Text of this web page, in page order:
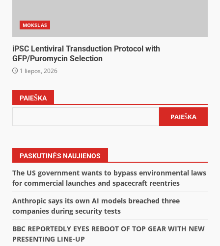
MOKSLAS
iPSC Lentiviral Transduction Protocol with
GFP/Puromycin Selection
1 liepos, 2026
PAIEŠKA
PAIEŠKA
PASKUTINĖS NAUJIENOS
The US government wants to bypass environmental laws
for commercial launches and spacecraft reentries
Anthropic says its own AI models breached three
companies during security tests
BBC REPORTEDLY EYES REBOOT OF TOP GEAR WITH NEW
PRESENTING LINE-UP